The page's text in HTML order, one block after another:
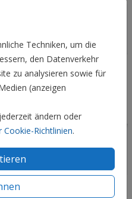
Techniken, um die
den Datenverkehr
zu analysieren sowie für
(anzeigen
ändern oder
Cookie-Richtlinien.